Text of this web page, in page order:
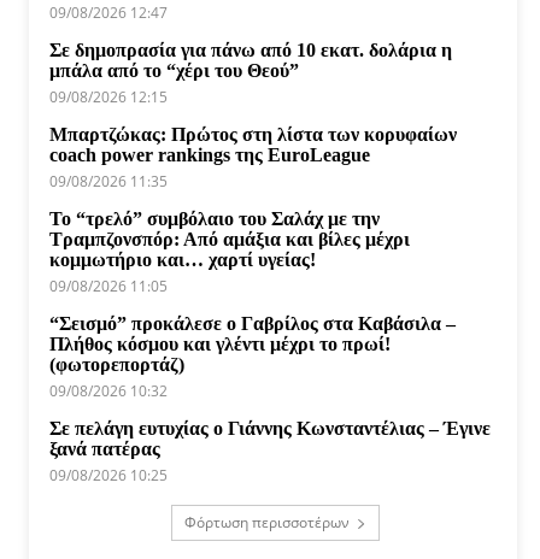
09/08/2026 12:47
Σε δημοπρασία για πάνω από 10 εκατ. δολάρια η
μπάλα από το “χέρι του Θεού”
09/08/2026 12:15
Μπαρτζώκας: Πρώτος στη λίστα των κορυφαίων
coach power rankings της EuroLeague
09/08/2026 11:35
Το “τρελό” συμβόλαιο του Σαλάχ με την
Τραμπζονσπόρ: Από αμάξια και βίλες μέχρι
κομμωτήριο και… χαρτί υγείας!
09/08/2026 11:05
“Σεισμό” προκάλεσε ο Γαβρίλος στα Καβάσιλα –
Πλήθος κόσμου και γλέντι μέχρι το πρωί!
(φωτορεπορτάζ)
09/08/2026 10:32
Σε πελάγη ευτυχίας ο Γιάννης Κωνσταντέλιας – Έγινε
ξανά πατέρας
09/08/2026 10:25
Φόρτωση περισσοτέρων